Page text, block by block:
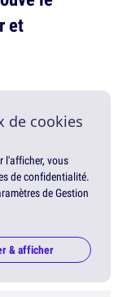
et
de cookies
l'afficher, vous
de confidentialité.
de Gestion
& afficher